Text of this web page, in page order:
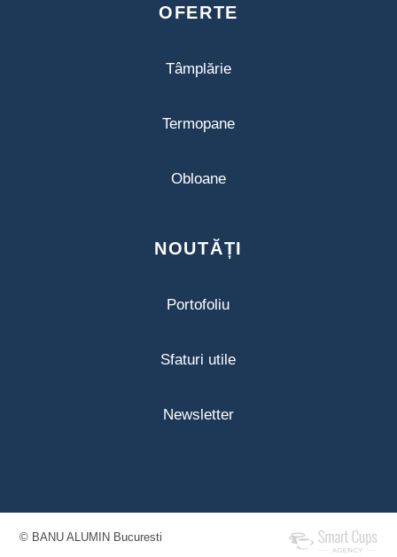
OFERTE
Tâmplărie
Termopane
Obloane
NOUTĂȚI
Portofoliu
Sfaturi utile
Newsletter
© BANU ALUMIN Bucuresti